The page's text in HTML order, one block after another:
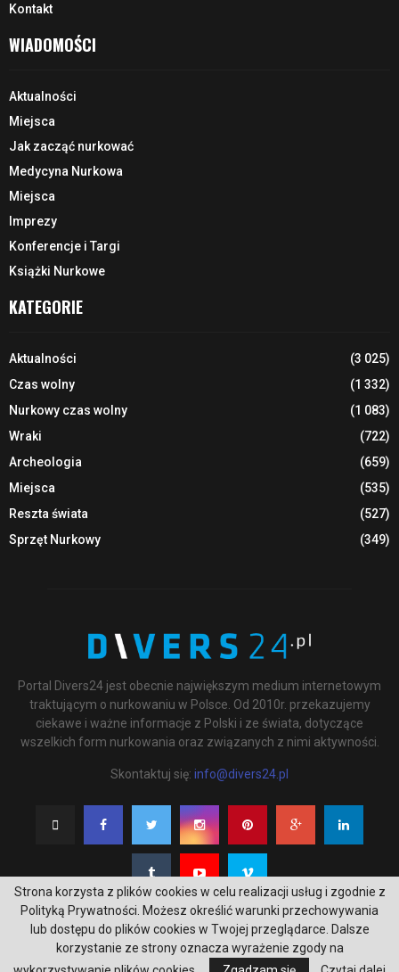
Kontakt
WIADOMOŚCI
Aktualności
Miejsca
Jak zacząć nurkować
Medycyna Nurkowa
Miejsca
Imprezy
Konferencje i Targi
Książki Nurkowe
KATEGORIE
Aktualności
(3 025)
Czas wolny
(1 332)
Nurkowy czas wolny
(1 083)
Wraki
(722)
Archeologia
(659)
Miejsca
(535)
Reszta świata
(527)
Sprzęt Nurkowy
(349)
Portal Divers24 jest obecnie największym medium internetowym
traktującym o nurkowaniu w Polsce. Od 2010r. przekazujemy
ciekawe i ważne informacje z Polski i ze świata, dotyczące
wszelkich form nurkowania oraz związanych z nimi aktywności.
Skontaktuj się: info@divers24.pl
@2020 - underwatermedia.pl. All Right Reserved. Designed and Developed by
Strona korzysta z plików cookies w celu realizacji usług i zgodnie z
Polityką Prywatności. Możesz określić warunki przechowywania
lub dostępu do plików cookies w Twojej przeglądarce. Dalsze
korzystanie ze strony oznacza wyrażenie zgody na